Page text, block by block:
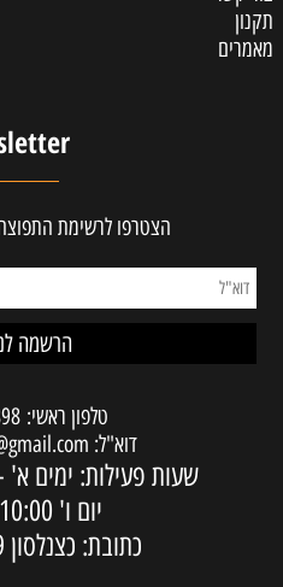
תקנון
מאמרים
הצטרפו לרשימת
טלפון ראשי:
דוא"ל:
שעות פעילות: ימים
יום ו' 10:00 - 14:30
כתובת: כצנלסון 109, גבעתיים